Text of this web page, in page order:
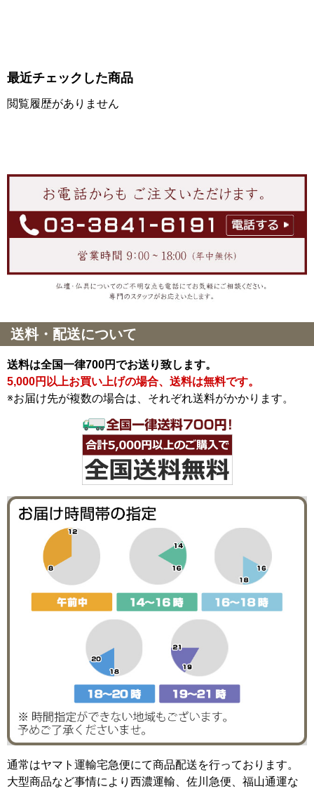
最近チェックした商品
閲覧履歴がありません
送料・配送について
送料は全国一律700円でお送り致します。
5,000円以上お買い上げの場合、送料は無料です。
※お届け先が複数の場合は、それぞれ送料がかかります。
通常はヤマト運輸宅急便にて商品配送を行っております。
大型商品など事情により西濃運輸、佐川急便、福山通運な